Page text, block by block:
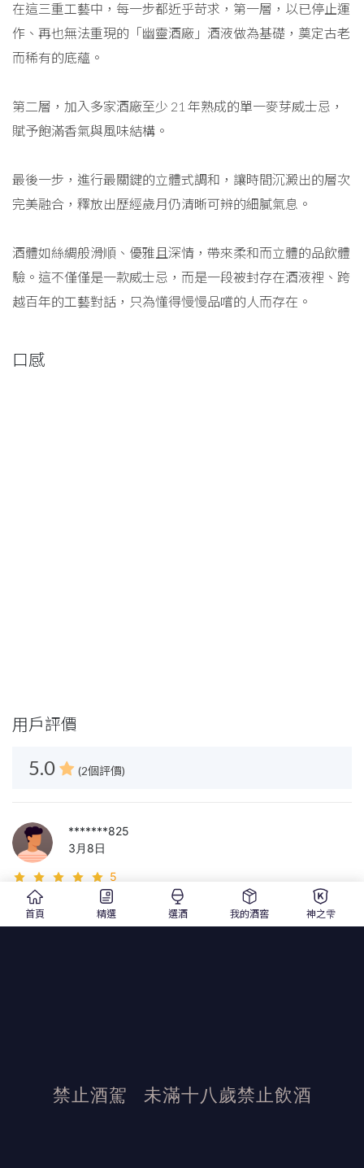
在這三重工藝中，每一步都近乎苛求，第一層，以已停止運
作、再也無法重現的「幽靈酒廠」酒液做為基礎，奠定古老
而稀有的底蘊。
第二層，加入多家酒廠至少 21 年熟成的單一麥芽威士忌，
賦予飽滿香氣與風味結構。
最後一步，進行最關鍵的立體式調和，讓時間沉澱出的層次
完美融合，釋放出歷經歲月仍清晰可辨的細膩氣息。
酒體如絲綢般滑順、優雅且深情，帶來柔和而立體的品飲體
驗。這不僅僅是一款威士忌，而是一段被封存在酒液裡、跨
越百年的工藝對話，只為懂得慢慢品嚐的人而存在。
口感
用戶評價
5.0 (2個評價)
*******825
3月8日
5
順口
首頁 精選 選酒 我的酒窖 神之雫
禁止酒駕 未滿十八歲禁止飲酒